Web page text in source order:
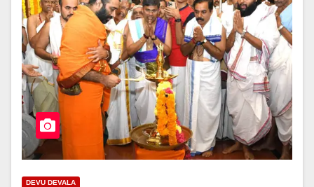
DEVU DEVALA